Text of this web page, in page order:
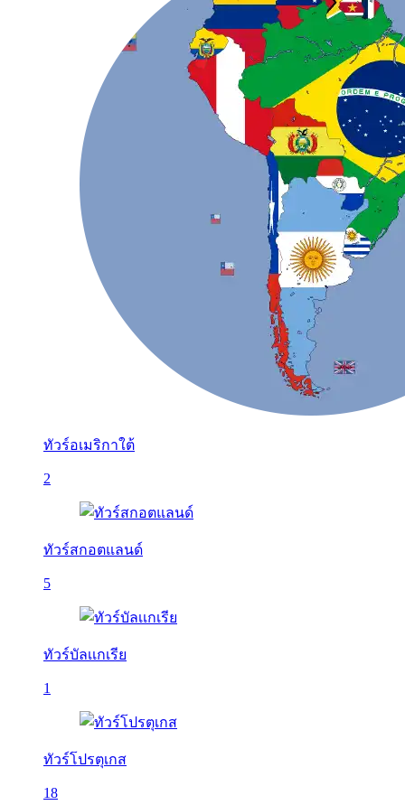
ทัวร์อเมริกาใต้
2
ทัวร์สกอตแลนด์
5
ทัวร์บัลเเกเรีย
1
ทัวร์โปรตุเกส
18